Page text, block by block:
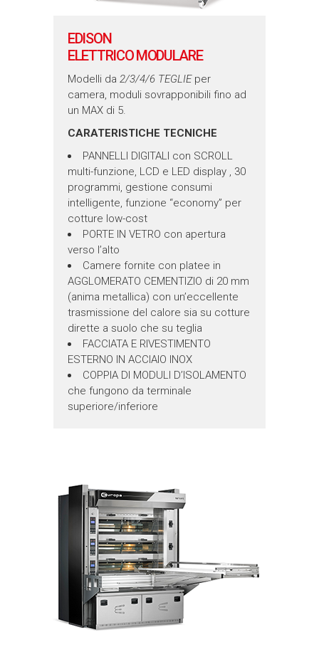
EDISON
ELETTRICO MODULARE
Modelli da 2/3/4/6 TEGLIEper
camera, moduli sovrapponibili fino ad
un MAX di 5.
CARATERISTICHE TECNICHE
PANNELLI DIGITALI con SCROLL
multi-funzione, LCD e LED display , 30
programmi, gestione consumi
intelligente, funzione “economy” per
cotture low-cost
PORTE IN VETRO con apertura
verso l’alto
Camere fornite con platee in
AGGLOMERATO CEMENTIZIO di 20 mm
(anima metallica) con un’eccellente
trasmissione del calore sia su cotture
dirette a suolo che su teglia
FACCIATA E RIVESTIMENTO
ESTERNO IN ACCIAIO INOX
COPPIA DI MODULI D’ISOLAMENTO
che fungono da terminale
superiore/inferiore